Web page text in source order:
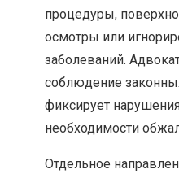
процедуры,
осмотры или
заболеваний.
соблюдение
фиксирует
необходимости
Отдельное